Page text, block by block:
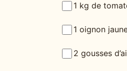
1 kg de
1 oignon
2 gousses